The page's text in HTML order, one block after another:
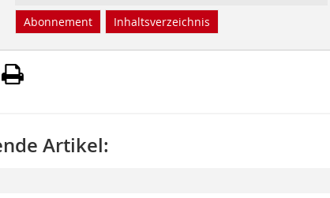
Abonnement Inhaltsverzeichnis
Artikel: